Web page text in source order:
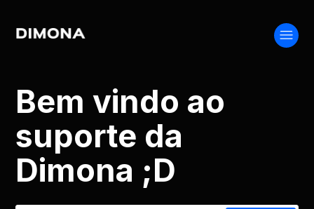
Pesquisa
Bem vindo ao
suporte da
Dimona ;D